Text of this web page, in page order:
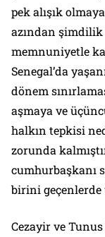
pek alışık
azından
memnuniyetle
Senegal’da
dönem
aşmaya ve
halkın tepkisi
zorunda
cumhurbaşkanı
birini geçenlerde
Cezayir ve